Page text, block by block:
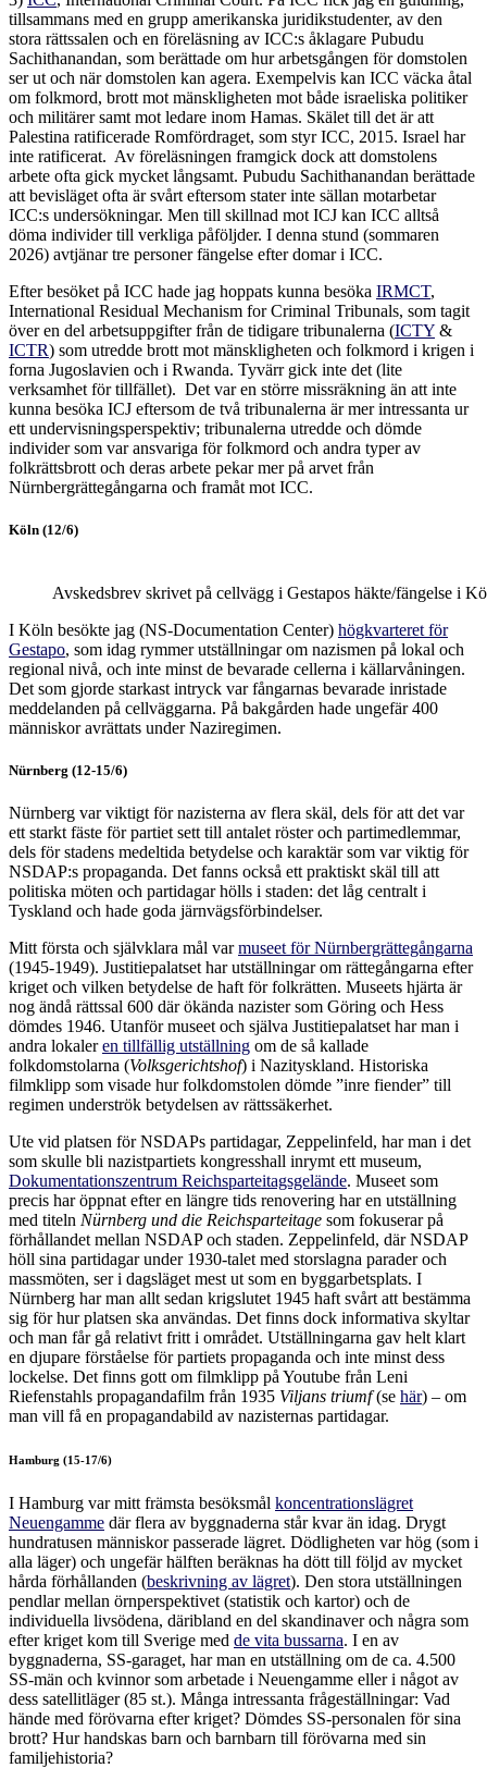
tillsammans med en grupp amerikanska juridikstudenter, av den
stora rättssalen och en föreläsning av ICC:s åklagare Pubudu
Sachithanandan, som berättade om hur arbetsgången för domstolen
ser ut och när domstolen kan agera. Exempelvis kan ICC väcka åtal
om folkmord, brott mot mänskligheten mot både israeliska politiker
och militärer samt mot ledare inom Hamas. Skälet till det är att
Palestina ratificerade Romfördraget, som styr ICC, 2015. Israel har
inte ratificerat. Av föreläsningen framgick dock att domstolens
arbete ofta gick mycket långsamt. Pubudu Sachithanandan berättade
att bevisläget ofta är svårt eftersom stater inte sällan motarbetar
ICC:s undersökningar. Men till skillnad mot ICJ kan ICC alltså
döma individer till verkliga påföljder. I denna stund (sommaren
2026) avtjänar tre personer fängelse efter domar i ICC.
Efter besöket på ICC hade jag hoppats kunna besöka IRMCT,
International Residual Mechanism for Criminal Tribunals, som tagit
över en del arbetsuppgifter från de tidigare tribunalerna (ICTY &
ICTR) som utredde brott mot mänskligheten och folkmord i krigen i
forna Jugoslavien och i Rwanda. Tyvärr gick inte det (lite
verksamhet för tillfället). Det var en större missräkning än att inte
kunna besöka ICJ eftersom de två tribunalerna är mer intressanta ur
ett undervisningsperspektiv; tribunalerna utredde och dömde
individer som var ansvariga för folkmord och andra typer av
folkrättsbrott och deras arbete pekar mer på arvet från
Nürnbergrättegångarna och framåt mot ICC.
Köln (12/6)
Avskedsbrev skrivet på cellvägg i Gestapos häkte/fängelse i
I Köln besökte jag (NS-Documentation Center) högkvarteret för
Gestapo, som idag rymmer utställningar om nazismen på lokal och
regional nivå, och inte minst de bevarade cellerna i källarvåningen.
Det som gjorde starkast intryck var fångarnas bevarade inristade
meddelanden på cellväggarna. På bakgården hade ungefär 400
människor avrättats under Naziregimen.
Nürnberg (12-15/6)
Nürnberg var viktigt för nazisterna av flera skäl, dels för att det var
ett starkt fäste för partiet sett till antalet röster och partimedlemmar,
dels för stadens medeltida betydelse och karaktär som var viktig för
NSDAP:s propaganda. Det fanns också ett praktiskt skäl till att
politiska möten och partidagar hölls i staden: det låg centralt i
Tyskland och hade goda järnvägsförbindelser.
Mitt första och självklara mål varmuseet för Nürnbergrättegångarna
(1945-1949). Justitiepalatset har utställningar om rättegångarna efter
kriget och vilken betydelse de haft för folkrätten. Museets hjärta är
nog ändå rättssal 600 där ökända nazister som Göring och Hess
dömdes 1946. Utanför museet och själva Justitiepalatset har man i
andra lokaleren tillfällig utställning om de så kallade
folkdomstolarna (Volksgerichtshof) i Nazityskland. Historiska
filmklipp som visade hur folkdomstolen dömde ”inre fiender” till
regimen underströk betydelsen av rättssäkerhet.
Ute vid platsen för NSDAPs partidagar, Zeppelinfeld, har man i det
som skulle bli nazistpartiets kongresshall inrymt ett museum,
Dokumentationszentrum Reichsparteitagsgelände. Museet som
precis har öppnat efter en längre tids renovering har en utställning
med titeln Nürnberg und die Reichsparteitage som fokuserar på
förhållandet mellan NSDAP och staden. Zeppelinfeld, där NSDAP
höll sina partidagar under 1930-talet med storslagna parader och
massmöten, ser i dagsläget mest ut som en byggarbetsplats. I
Nürnberg har man allt sedan krigslutet 1945 haft svårt att bestämma
sig för hur platsen ska användas. Det finns dock informativa skyltar
och man får gå relativt fritt i området. Utställningarna gav helt klart
en djupare förståelse för partiets propaganda och inte minst dess
lockelse. Det finns gott om filmklipp på Youtube från Leni
Riefenstahls propagandafilm från 1935 Viljans triumf(se här) – om
man vill få en propagandabild av nazisternas partidagar.
Hamburg (15-17/6)
I Hamburg var mitt främsta besöksmål koncentrationslägret
Neuengamme där flera av byggnaderna står kvar än idag. Drygt
hundratusen människor passerade lägret. Dödligheten var hög (som i
alla läger) och ungefär hälften beräknas ha dött till följd av mycket
hårda förhållanden (beskrivning av lägret). Den stora utställningen
pendlar mellan örnperspektivet (statistik och kartor) och de
individuella livsödena, däribland en del skandinaver och några som
efter kriget kom till Sverige med de vita bussarna. I en av
byggnaderna, SS-garaget, har man en utställning om de ca. 4.500
SS-män och kvinnor som arbetade i Neuengamme eller i något av
dess satellitläger (85 st.). Många intressanta frågeställningar: Vad
hände med förövarna efter kriget? Dömdes SS-personalen för sina
brott? Hur handskas barn och barnbarn till förövarna med sin
familjehistoria?